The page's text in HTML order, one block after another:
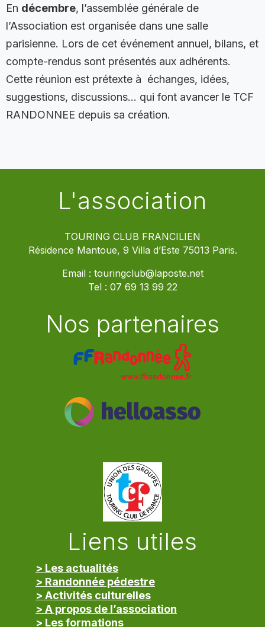
En décembre, l’assemblée générale de
l’Association est organisée dans une salle
parisienne. Lors de cet événement annuel, bilans, et
compte-rendus sont présentés aux adhérents.
Cette réunion est prétexte à échanges, idées,
suggestions, discussions… qui font avancer le TCF
RANDONNEE depuis sa création.
L'association
TOURING CLUB FRANCILIEN
Résidence Mantoue, 9 Villa d’Este 75013 Paris.
Email : touringclub@laposte.net
Tel : 07 69 13 99 22
Nos partenaires
Liens utiles
> Les actualités
> Randonnée pédestre
> Activités culturelles
> A propos de l’association
> Les formations